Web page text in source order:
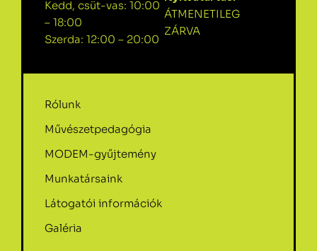
Kedd, csüt-vas: 10:00
– 18:00
Szerda: 12:00 – 20:00
ÁTMENETILEG
ZÁRVA
Rólunk
Művészetpedagógia
MODEM-gyűjtemény
Munkatársaink
Látogatói információk
Galéria